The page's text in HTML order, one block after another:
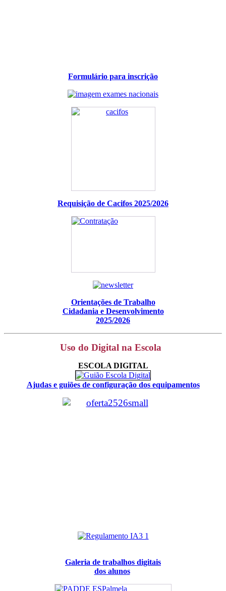
Formulário para inscrição
Requisição de Cacifos 2025/2026
Orientações de Trabalho
Cidadania e Desenvolvimento
2025/2026
Uso do Digital na Escola
ESCOLA DIGITAL
Ajudas e guiões de configuração dos equipamentos
Galeria de trabalhos digitais
dos alunos